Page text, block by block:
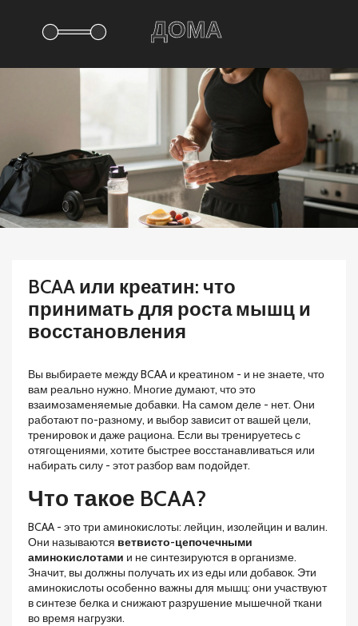
BCAA или креатин: что
принимать для роста мышц и
восстановления
Вы выбираете между BCAA и креатином - и не знаете, что
вам реально нужно. Многие думают, что это
взаимозаменяемые добавки. На самом деле - нет. Они
работают по-разному, и выбор зависит от вашей цели,
тренировок и даже рациона. Если вы тренируетесь с
отягощениями, хотите быстрее восстанавливаться или
набирать силу - этот разбор вам подойдет.
Что такое BCAA?
BCAA - это три аминокислоты: лейцин, изолейцин и валин.
Они называются ветвисто-цепочечными
аминокислотами и не синтезируются в организме.
Значит, вы должны получать их из еды или добавок. Эти
аминокислоты особенно важны для мышц: они участвуют
в синтезе белка и снижают разрушение мышечной ткани
во время нагрузки.